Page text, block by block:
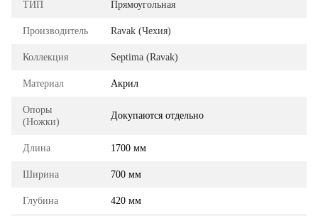
ТИП Прямоугольная
Производитель Ravak (Чехия)
Коллекция Septima (Ravak)
Материал Акрил
Опоры
(Ножки)
Докупаются отдельно
Длина 1700 мм
Ширина 700 мм
Глубина 420 мм